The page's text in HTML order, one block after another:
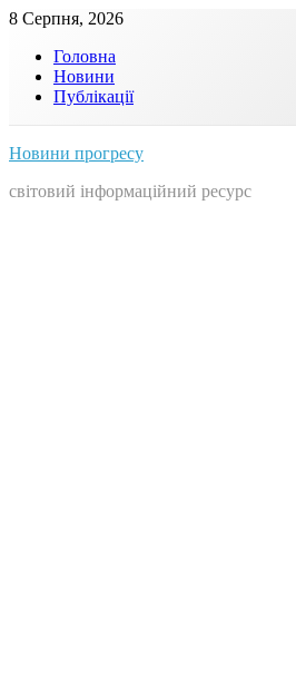
Skip
content
8 Серпня, 2026
Головна
Новини
Публікації
Новини прогресу
світовий інформаційний ресурс